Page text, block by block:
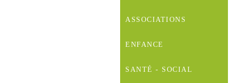
ASSOCIATIONS
ENFANCE
SANTÉ - SOCIAL